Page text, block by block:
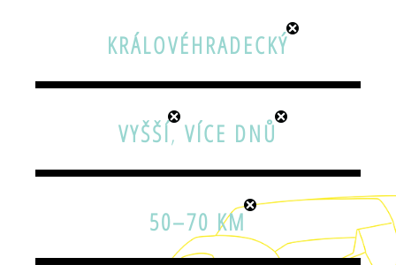
KRÁLOVÉHRADECKÝ
VYŠŠÍ, VÍCE DNŮ
50–70 KM